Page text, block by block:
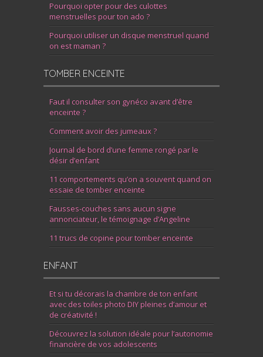
Pourquoi opter pour des culottes
menstruelles pour ton ado ?
Pourquoi utiliser un disque menstruel quand
on est maman ?
TOMBER ENCEINTE
Faut il consulter son gynéco avant d’être
enceinte ?
Comment avoir des jumeaux ?
Journal de bord d’une femme rongé par le
désir d’enfant
11 comportements qu’on a souvent quand on
essaie de tomber enceinte
Fausses-couches sans aucun signe
annonciateur, le témoignage d’Angeline
11 trucs de copine pour tomber enceinte
ENFANT
Et si tu décorais la chambre de ton enfant
avec des toiles photo DIY pleines d’amour et
de créativité !
Découvrez la solution idéale pour l’autonomie
financière de vos adolescents